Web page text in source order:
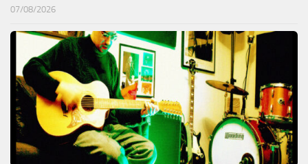
07/08/2026